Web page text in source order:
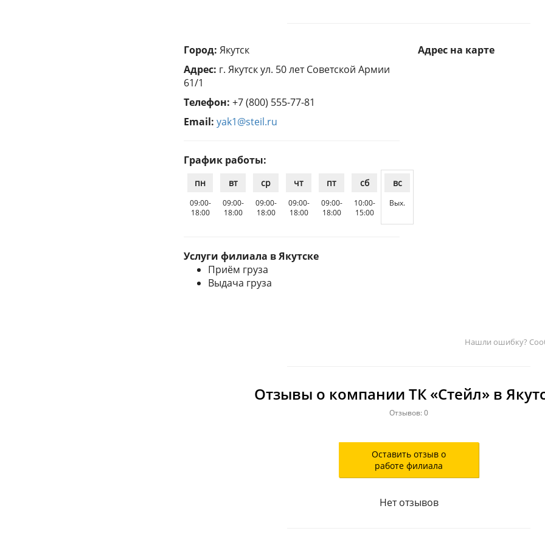
Город: Якутск
Адрес: г. Якутск ул. 50 лет Советской Армии
61/1
Телефон: +7 (800) 555-77-81
Email: yak1@steil.ru
График работы:
пн
09:00-
18:00
вт
09:00-
18:00
ср
09:00-
18:00
чт
09:00-
18:00
пт
09:00-
18:00
сб
10:00-
15:00
вс
Вых.
Услуги филиала в Якутске
Приём груза
Выдача груза
Адрес на карте
Нашли ошибку?
Отзывы о компании ТК «Стейл» в
Отзывов: 0
Оставить отзыв о
работе филиала
Нет отзывов